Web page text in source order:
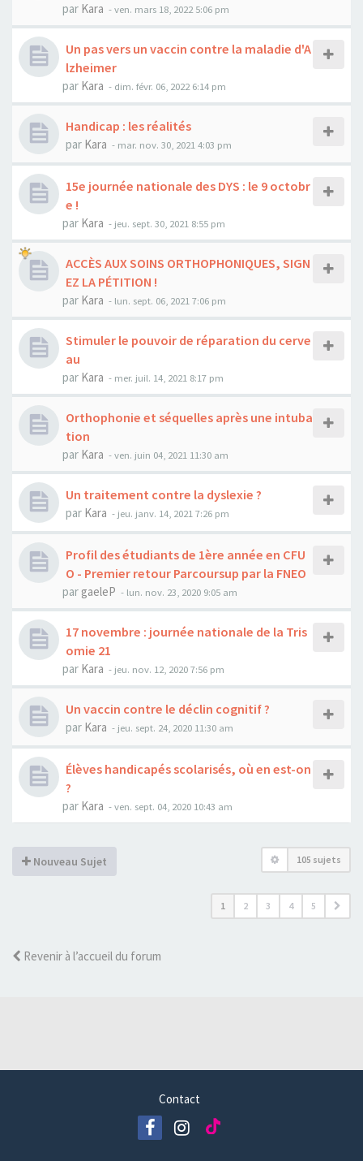
par Kara -ven. mars 18, 2022 5:06 pm
Un pas vers un vaccin contre la maladie d'A
lzheimer
par Kara - dim. févr. 06, 2022 6:14 pm
Handicap : les réalités
par Kara - mar. nov. 30, 2021 4:03 pm
15e journée nationale des DYS : le 9 octobr
e !
par Kara - jeu. sept. 30, 2021 8:55 pm
ACCÈS AUX SOINS ORTHOPHONIQUES, SIGN
EZ LA PÉTITION !
par Kara - lun. sept. 06, 2021 7:06 pm
Stimuler le pouvoir de réparation du cerve
au
par Kara - mer. juil. 14, 2021 8:17 pm
Orthophonie et séquelles après une intuba
tion
par Kara -ven. juin 04, 2021 11:30 am
Un traitement contre la dyslexie ?
par Kara - jeu. janv. 14, 2021 7:26 pm
Profil des étudiants de 1ère année en CFU
O - Premier retour Parcoursup par la FNEO
par gaeleP - lun. nov. 23, 2020 9:05 am
17 novembre : journée nationale de la Tris
omie 21
par Kara - jeu. nov. 12, 2020 7:56 pm
Un vaccin contre le déclin cognitif ?
par Kara - jeu. sept. 24, 2020 11:30 am
Élèves handicapés scolarisés, où en est-on
?
par Kara -ven. sept. 04, 2020 10:43 am
Nouveau Sujet 105 sujets
1 2 3 4 5
Revenir à l’accueil du forum
Contact